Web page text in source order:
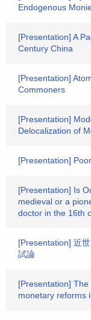
Endogenous
[Presentation] A
Century China
[Presentation]
Commoners
[Presentation]
Delocalization of
[Presentation]
[Presentation] Is
medieval or a
doctor in the 16th
[Presentation] 近
試論
[Presentation]
monetary reforms